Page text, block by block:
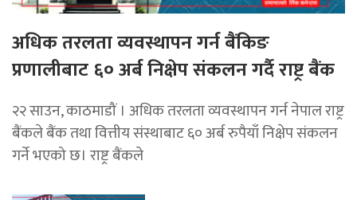
अधिक तरलता व्यवस्थापन गर्न बैंकिङ
प्रणालीबाट ६० अर्ब निक्षेप संकलन गर्दै राष्ट्र बैंक
२२ साउन, काठमाडौं । अधिक तरलता व्यवस्थापन गर्न नेपाल राष्ट्र
बैंकले बैंक तथा वित्तीय संस्थाबाट ६० अर्ब रुपैयाँ निक्षेप संकलन
गर्ने भएको छ। राष्ट्र बैंकले